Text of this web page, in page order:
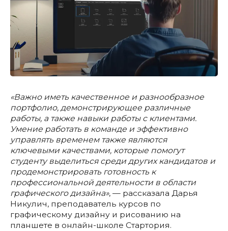
«Важно иметь качественное и разнообразное
портфолио, демонстрирующее различные
работы, а также навыки работы с клиентами.
Умение работать в команде и эффективно
управлять временем также являются
ключевыми качествами, которые помогут
студенту выделиться среди других кандидатов и
продемонстрировать готовность к
профессиональной деятельности в области
графического дизайна», — рассказала Дарья
Никулич, преподаватель курсов по
графическому дизайну и рисованию на
планшете в онлайн-школе Стартория.